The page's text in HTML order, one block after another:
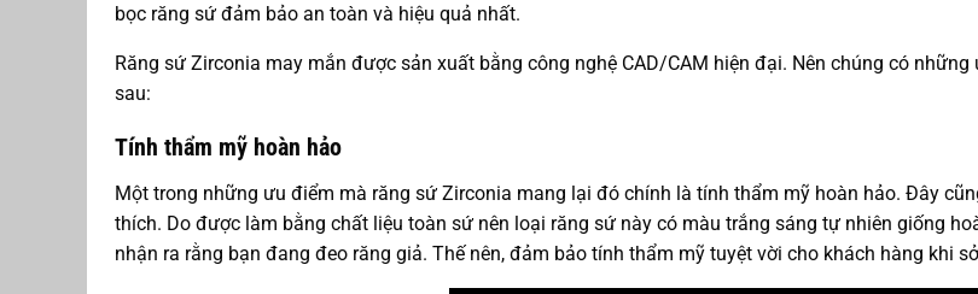
bọc răng sứ đảm bảo an toàn và hiệu quả nhất.
Răng sứ Zirconia may mắn được sản xuất bằng công nghệ CAD/CAM hiện đại. Nên chúng có
sau:
Tính thẩm mỹ hoàn hảo
Một trong những ưu điểm mà răng sứ Zirconia mang lại đó chính là tính thẩm mỹ hoàn hảo. Đây
thích. Do được làm bằng chất liệu toàn sứ nên loại răng sứ này có màu trắng sáng tự nhiên giống
nhận ra rằng bạn đang đeo răng giả. Thế nên, đảm bảo tính thẩm mỹ tuyệt vời cho khách hàng khi